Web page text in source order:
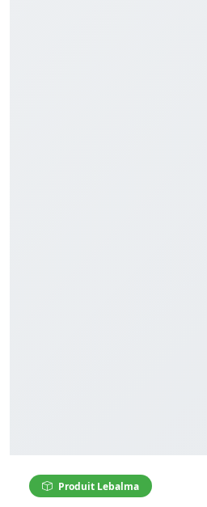
Produit Lebalma